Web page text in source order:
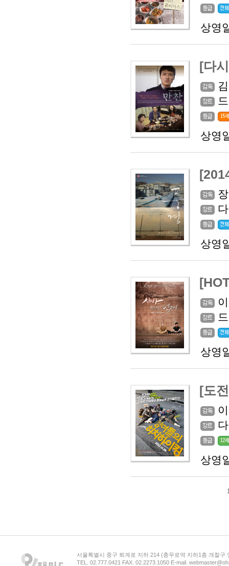
상영
[다
상영
상영
상영
[도
상영
서울특별시 중구 퇴계로 지하 214 (충무로역 지하1층 개찰구
TEL. 02.777.0421 FAX. 02.2273.1050 E-mail.